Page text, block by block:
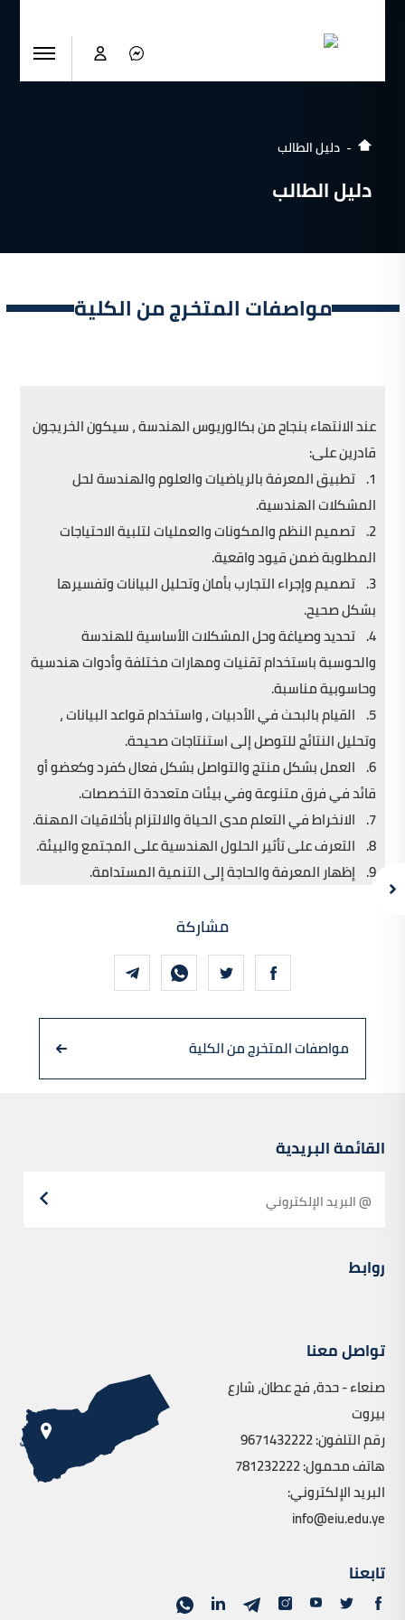
دليل الطالب
دليل الطالب
مواصفات المتخرج من الكلية
عند الانتهاء بنجاح من بكالوريوس الهندسة ، سيكون الخريجون
قادرين على:
1. تطبيق المعرفة بالرياضيات والعلوم والهندسة لحل
المشكلات الهندسية.
2. تصميم النظم والمكونات والعمليات لتلبية الاحتياجات
المطلوبة ضمن قيود واقعية.
3. تصميم وإجراء التجارب بأمان وتحليل البيانات وتفسيرها
بشكل صحيح.
4. تحديد وصياغة وحل المشكلات الأساسية للهندسة
والحوسبة باستخدام تقنيات ومهارات مختلفة وأدوات هندسية
وحاسوبية مناسبة.
5. القيام بالبحث في الأدبيات ، واستخدام قواعد البيانات ،
وتحليل النتائج للتوصل إلى استنتاجات صحيحة.
6. العمل بشكل منتج والتواصل بشكل فعال كفرد وكعضو أو
قائد في فرق متنوعة وفي بيئات متعددة التخصصات.
7. الانخراط في التعلم مدى الحياة والالتزام بأخلاقيات المهنة.
8. التعرف على تأثير الحلول الهندسية على المجتمع والبيئة.
9. إظهار المعرفة والحاجة إلى التنمية المستدامة.
مشاركة
مواصفات المتخرج من الكلية
القائمة البريدية
روابط
تواصل معنا
صنعاء - حدة، فج عطان، شارع
بيروت
رقم التلفون: 9671432222
هاتف محمول: 781232222
البريد الإلكتروني:
info@eiu.edu.ye
تابعنا